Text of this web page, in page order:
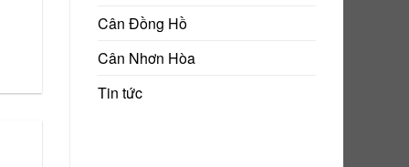
Cân Đồng Hồ
Cân Nhơn Hòa
Tin tức